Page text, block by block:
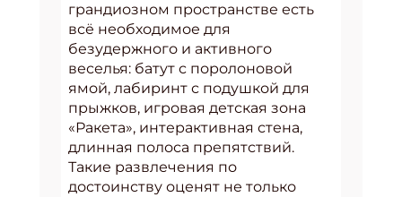
грандиозном пространстве есть
всё необходимое для
безудержного и активного
веселья: батут с поролоновой
ямой, лабиринт с подушкой для
прыжков, игровая детская зона
«Ракета», интерактивная стена,
длинная полоса препятствий.
Такие развлечения по
достоинству оценят не только